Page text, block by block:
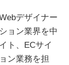
デザイナー
ョン業界を中
ト、ECサイ
ン業務を担